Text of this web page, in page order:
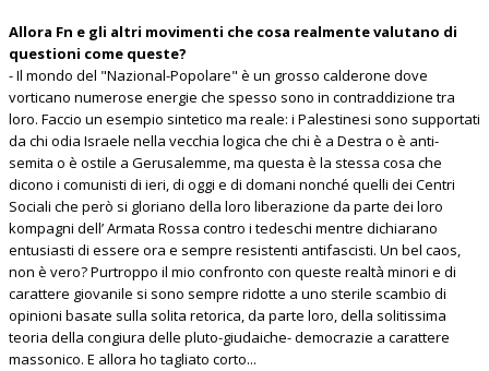
Allora Fn e gli altri movimenti che cosa realmente valutano di
questioni come queste?
- Il mondo del "Nazional-Popolare" è un grosso calderone dove
vorticano numerose energie che spesso sono in contraddizione tra
loro. Faccio un esempio sintetico ma reale: i Palestinesi sono supportati
da chi odia Israele nella vecchia logica che chi è a Destra o è anti-
semita o è ostile a Gerusalemme, ma questa è la stessa cosa che
dicono i comunisti di ieri, di oggi e di domani nonché quelli dei Centri
Sociali che però si gloriano della loro liberazione da parte dei loro
kompagni dell’ Armata Rossa contro i tedeschi mentre dichiarano
entusiasti di essere ora e sempre resistenti antifascisti. Un bel caos,
non è vero? Purtroppo il mio confronto con queste realtà minori e di
carattere giovanile si sono sempre ridotte a uno sterile scambio di
opinioni basate sulla solita retorica, da parte loro, della solitissima
teoria della congiura delle pluto-giudaiche- democrazie a carattere
massonico. E allora ho tagliato corto...